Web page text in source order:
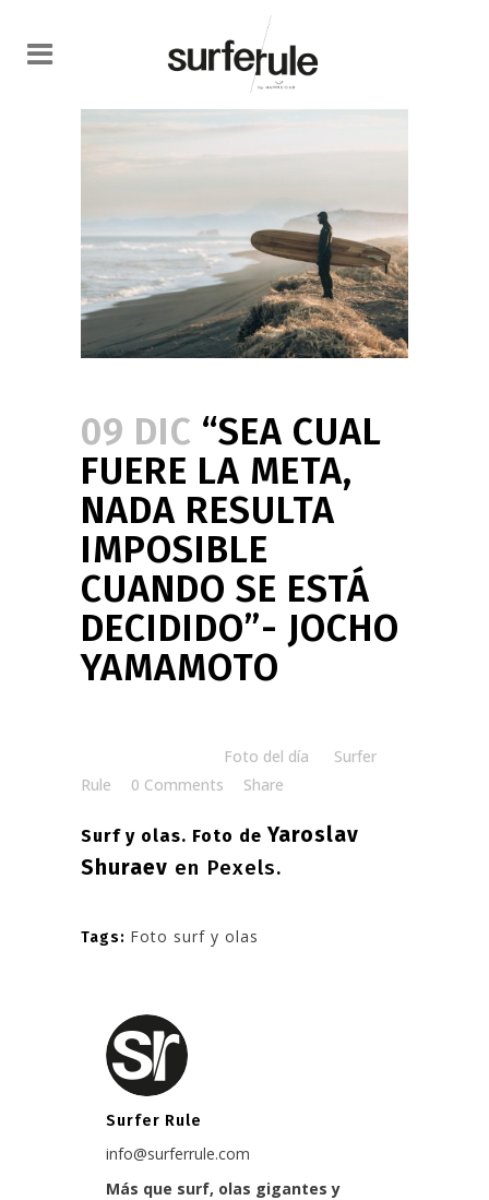
09 DIC “SEA CUAL
FUERE LA META,
NADA RESULTA
IMPOSIBLE
CUANDO SE ESTÁ
DECIDIDO”- JOCHO
YAMAMOTO
Foto del día
Surfer
Rule
0 Comments Share
Surf y olas. Foto de Yaroslav
Shuraev en Pexels.
Tags: Foto surf y olas
Surfer Rule
info@surferrule.com
Más que surf, olas gigantes y